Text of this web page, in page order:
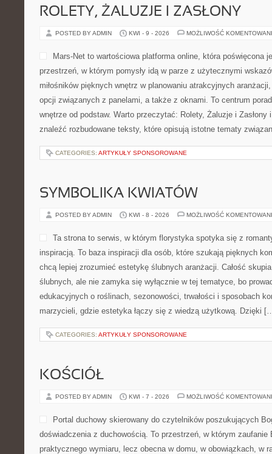
ROLETY, ŻALUZJE I ZASŁONY
POSTED BY ADMIN KWI - 9 - 2026 MOŻLIWOŚĆ
Mars-Net to wartościowa platforma online, która poświęcona
przestrzeń, w którym pomysły idą w parze z użytecznymi
miłośników pięknych wnętrz w planowaniu atrakcyjnych
opcji związanych z panelami, a także z oknami. To centrum
wnętrze od podstaw. Warto przeczytać: Rolety, Żaluzje i
znaleźć rozbudowane teksty, które opisują istotne tematy
CATEGORIES: ARTYKUŁY SPONSOROWANE
SYMBOLIKA KWIATÓW
POSTED BY ADMIN KWI - 8 - 2026 MOŻLIWOŚĆ
Ta strona to serwis, w którym florystyka spotyka się z
inspiracją. To baza inspiracji dla osób, które szukają pięknych
chcą lepiej zrozumieć estetykę ślubnych aranżacji. Całość
ślubnych, ale nie zamyka się wyłącznie w tej tematyce, bo
edukacyjnych o roślinach, sezonowości, trwałości i sposobach
marzycieli, gdzie estetyka łączy się z wiedzą użytkową. Dzięki
CATEGORIES: ARTYKUŁY SPONSOROWANE
KOŚCIÓŁ
POSTED BY ADMIN KWI - 7 - 2026 MOŻLIWOŚĆ
Portal duchowy skierowany do czytelników poszukujących
doświadczenia z duchowością. To przestrzeń, w którym zaufanie
praktycznego wymiaru, lecz obecna w domu, w obowiązkach, w